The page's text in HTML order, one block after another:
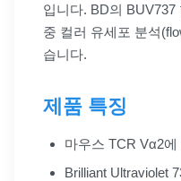
입니다. BD의
중 컬러 유세포 분석
습니다.
제품 특징
마우스 TCR Vα2
Brilliant Ultraviolet